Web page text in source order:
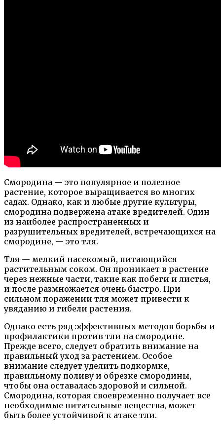
Смородина — это популярное и полезное
растение, которое выращивается во многих
садах. Однако, как и любые другие культуры,
смородина подвержена атаке вредителей. Один
из наиболее распространенных и
разрушительных вредителей, встречающихся на
смородине, — это тля.
Тля — мелкий насекомый, питающийся
растительным соком. Он проникает в растение
через нежные части, такие как побеги и листья,
и после размножается очень быстро. При
сильном поражении тля может привести к
увяданию и гибели растения.
Однако есть ряд эффективных методов борьбы и
профилактики против тли на смородине.
Прежде всего, следует обратить внимание на
правильный уход за растением. Особое
внимание следует уделить подкормке,
правильному поливу и обрезке смородины,
чтобы она оставалась здоровой и сильной.
Смородина, которая своевременно получает все
необходимые питательные вещества, может
быть более устойчивой к атаке тли.